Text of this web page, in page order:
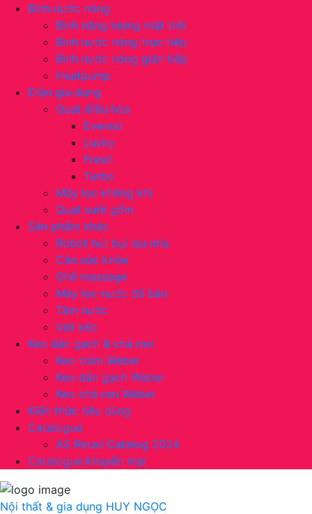
Bình nước nóng
Bình năng lượng mặt trời
Bình nước nóng trực tiếp
Bình nước nóng gián tiếp
Heatpump
Điện gia dụng
Quạt điều hòa
Everest
Lucky
Fresh
Turbo
Máy lọc không khí
Quạt sưởi gốm
Sản phẩm khác
Robot hút bụi lau nhà
Cân sức khỏe
Ghế massage
Máy lọc nước để bàn
Tăm nước
Vali kéo
Keo dán gạch & chà ron
Keo trám Weber
Keo dán gạch Weber
Keo chà ron Weber
Kiến thức tiêu dùng
Catalogue
AS Retail Catalog 2024
Catalogue khuyến mại
Nội thất & gia dụng HUY NGỌC